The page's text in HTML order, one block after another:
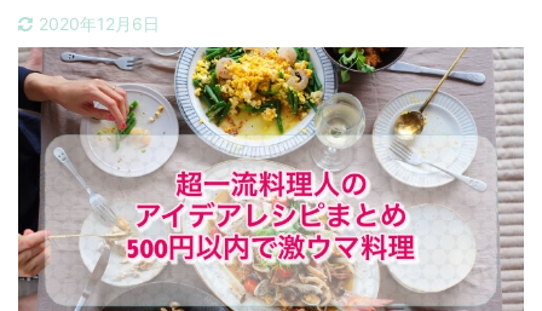
2020年12月6日